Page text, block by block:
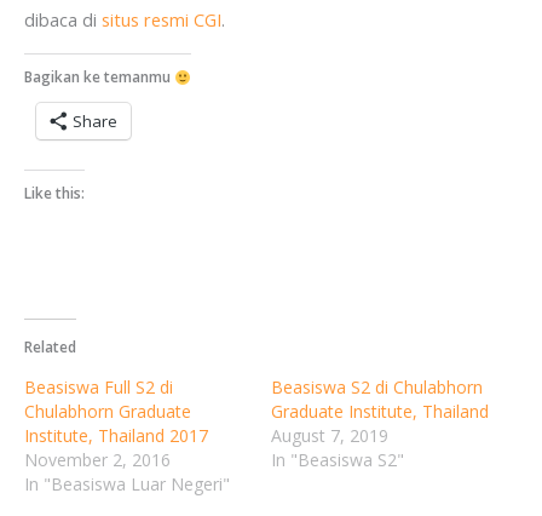
dibaca di situs resmi CGI.
Bagikan ke temanmu
Share
Like this:
Related
Beasiswa Full S2 di
Chulabhorn Graduate
Institute, Thailand 2017
November 2, 2016
In "Beasiswa Luar Negeri"
Beasiswa S2 di Chulabhorn
Graduate Institute, Thailand
August 7, 2019
In "Beasiswa S2"